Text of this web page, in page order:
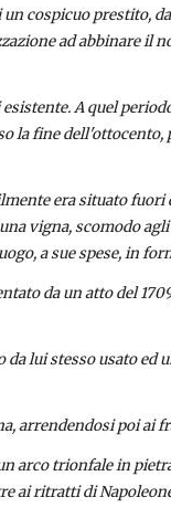
cospicuo prestito,
ad abbinare il
A quel
fine dell'ottocento,
era situato
vigna, scomodo
a sue spese, in
da un atto del
lui stesso usato ed
arrendendosi poi ai
arco trionfale in
ai ritratti di